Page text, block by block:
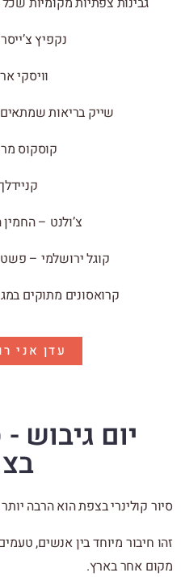
נקפיץ
וויסקי
שייק בריאות
קוסקוס
צ’ולנט –
קוגל ירושלמי –
קרואסונים מתוקים
עדן אני
יום גיבוש -
סיור קולינרי בצפת הוא הרבה
זהו חיבור מיוחד בין אנשים,
מקום אחר בארץ.